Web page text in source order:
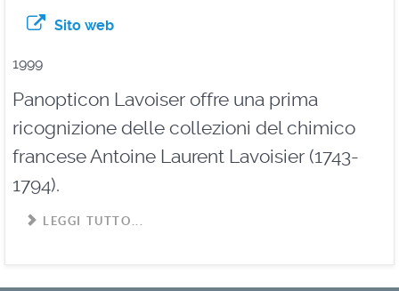
Sito web
1999
Panopticon Lavoiser offre una prima
ricognizione delle collezioni del chimico
francese Antoine Laurent Lavoisier (1743-
1794).
LEGGI TUTTO...